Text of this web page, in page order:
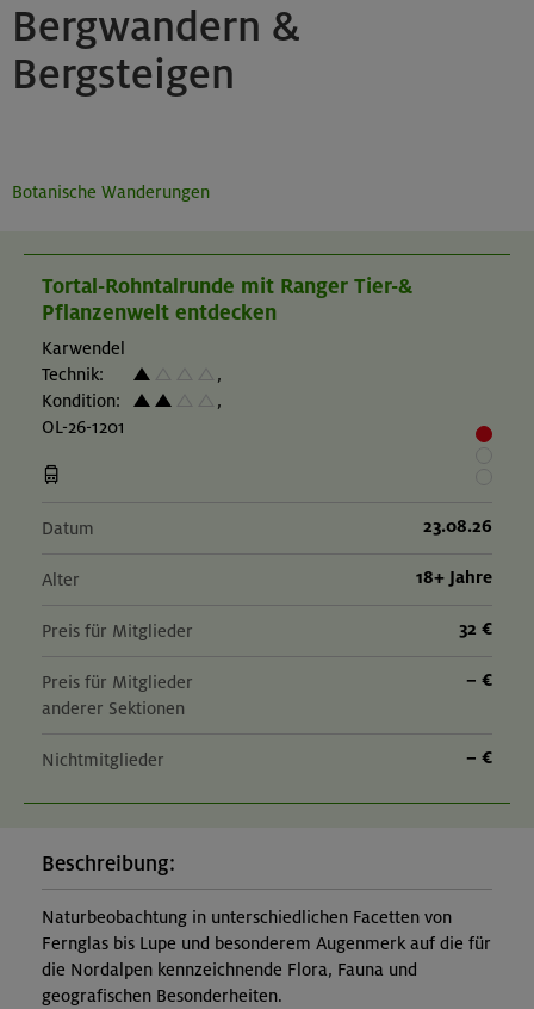
Bergwandern &
Bergsteigen
Botanische Wanderungen
Tortal-Rohntalrunde mit Ranger Tier-&
Pflanzenwelt entdecken
Karwendel
Technik:
,
Kondition:
,
OL-26-1201
Datum 23.08.26
Alter 18+ Jahre
Preis für Mitglieder 32 €
Preis für Mitglieder
anderer Sektionen
– €
Nichtmitglieder – €
Beschreibung:
Naturbeobachtung in unterschiedlichen Facetten von
Fernglas bis Lupe und besonderem Augenmerk auf die für
die Nordalpen kennzeichnende Flora, Fauna und
geografischen Besonderheiten.